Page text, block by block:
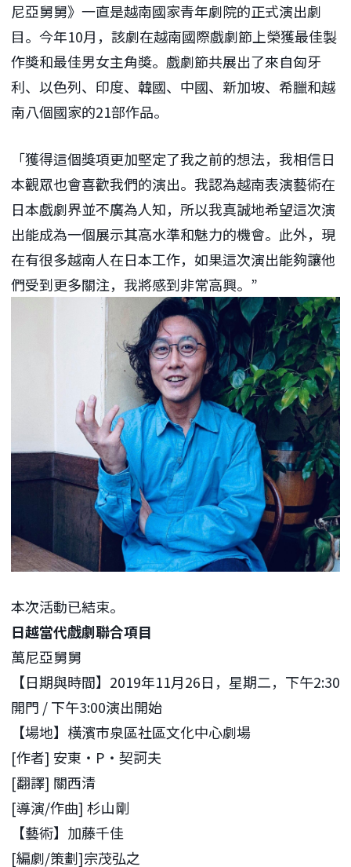
尼亞舅舅》一直是越南國家青年劇院的正式演出劇
目。今年10月，該劇在越南國際戲劇節上榮獲最佳製
作獎和最佳男女主角獎。戲劇節共展出了來自匈牙
利、以色列、印度、韓國、中國、新加坡、希臘和越
南八個國家的21部作品。
「獲得這個獎項更加堅定了我之前的想法，我相信日
本觀眾也會喜歡我們的演出。我認為越南表演藝術在
日本戲劇界並不廣為人知，所以我真誠地希望這次演
出能成為一個展示其高水準和魅力的機會。此外，現
在有很多越南人在日本工作，如果這次演出能夠讓他
們受到更多關注，我將感到非常高興。”
本次活動已結束。
日越當代戲劇聯合項目
萬尼亞舅舅
【日期與時間】2019年11月26日，星期二，下午2:30
開門 / 下午3:00演出開始
【場地】橫濱市泉區社區文化中心劇場
[作者] 安東‧P‧契訶夫
[翻譯] 關西清
[導演/作曲] 杉山剛
【藝術】加藤千佳
[編劇/策劃]宗茂弘之